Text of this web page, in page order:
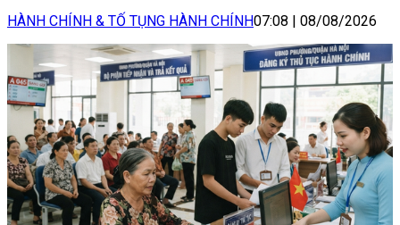
HÀNH CHÍNH & TỐ TỤNG HÀNH CHÍNH07:08 08/08/2026